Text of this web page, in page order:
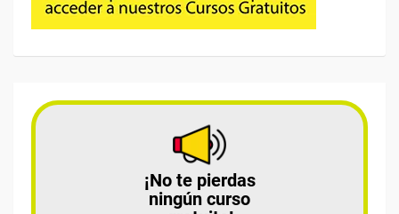
¡No te pierdas
ningún curso